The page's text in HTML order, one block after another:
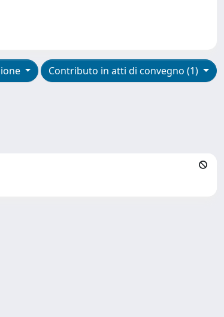
Contributo in atti di convegno (1)